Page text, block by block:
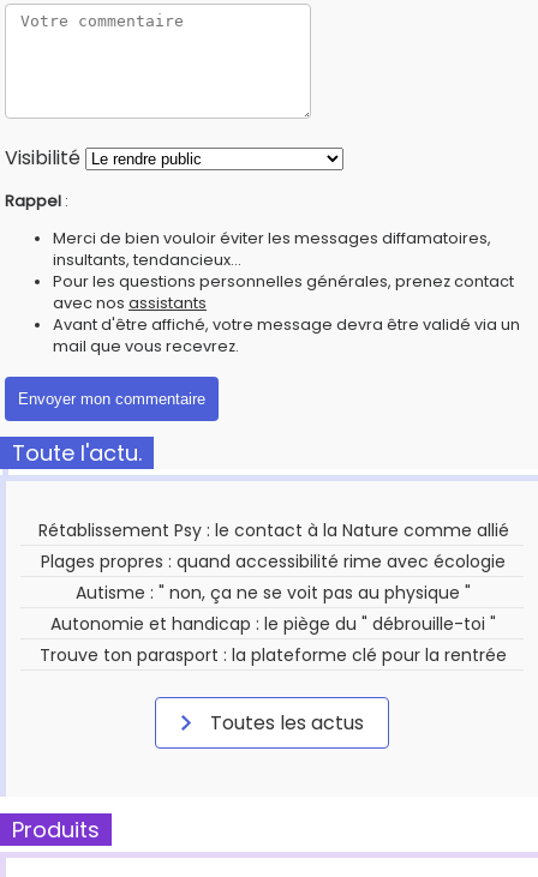
Visibilité
Rappel :
Merci de bien vouloir éviter les messages diffamatoires,
insultants, tendancieux...
Pour les questions personnelles générales, prenez contact
avec nos assistants
Avant d'être affiché, votre message devra être validé via un
mail que vous recevrez.
Toute l'actu.
Rétablissement Psy : le contact à la Nature comme allié
Plages propres : quand accessibilité rime avec écologie
Autisme : " non, ça ne se voit pas au physique "
Autonomie et handicap : le piège du " débrouille-toi "
Trouve ton parasport : la plateforme clé pour la rentrée
Toutes les actus
Produits